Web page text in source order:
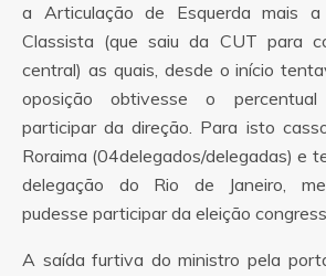
a Articulação de Esquerda mais a
Classista (que saiu da CUT para
central) as quais, desde o início
oposição obtivesse o percentual
participar da direção. Para isto
Roraima (04delegados/delegadas) e
delegação do Rio de Janeiro,
pudesse participar da eleição
A saída furtiva do ministro pela